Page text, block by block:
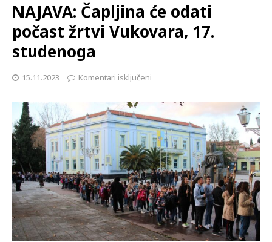
NAJAVA: Čapljina će odati
počast žrtvi Vukovara, 17.
studenoga
15.11.2023 Komentari isključeni